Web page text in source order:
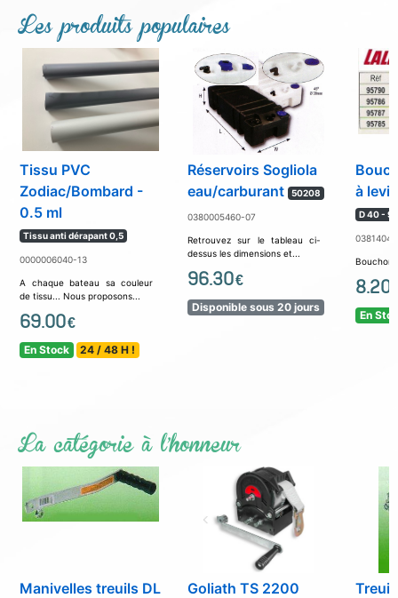
Les produits populaires
Tissu PVC
Zodiac/Bombard -
0.5 ml
Tissu anti dérapant 0,5
0000006040-13
A chaque bateau sa couleur
de tissu... Nous proposons...
69.00€
En Stock 24 / 48 H !
Réservoirs Sogliola
eau/carburant
50208
0380005460-07
Retrouvez sur le tableau ci-
dessus les dimensions et...
96.30€
Disponible sous 20 jours
à
D 40 -
8.20
En
La catégorie à l'honneur
Manivelles treuils DL
Goliath TS 2200